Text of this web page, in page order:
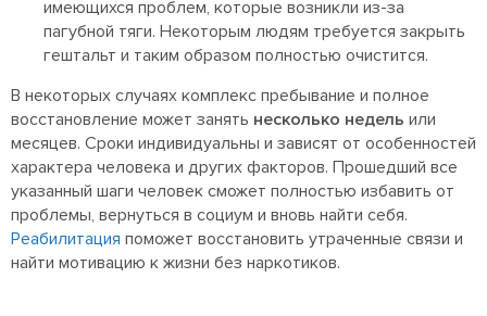
имеющихся проблем, которые возникли из-за
пагубной тяги. Некоторым людям требуется закрыть
гештальт и таким образом полностью очистится.
В некоторых случаях комплекс пребывание и полное
восстановление может занять несколько недель или
месяцев. Сроки индивидуальны и зависят от особенностей
характера человека и других факторов. Прошедший все
указанный шаги человек сможет полностью избавить от
проблемы, вернуться в социум и вновь найти себя.
Реабилитация поможет восстановить утраченные связи и
найти мотивацию к жизни без наркотиков.